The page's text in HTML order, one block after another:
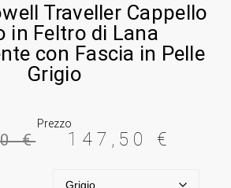
Traveller Cappello
in Feltro di Lana
con Fascia in Pelle
Grigio
Prezzo
€ 147,50 €